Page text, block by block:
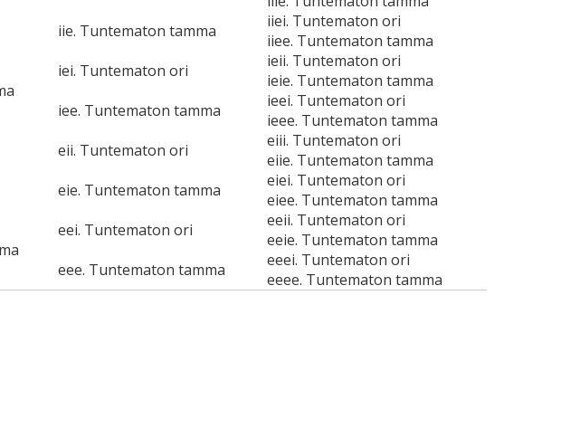
iie. Tuntematon tamma
iiei. Tuntematon ori
iiee. Tuntematon tamma
iei. Tuntematon ori
ieii. Tuntematon ori
ieie. Tuntematon tamma
iee. Tuntematon tamma
ieei. Tuntematon ori
ieee. Tuntematon tamma
eii. Tuntematon ori
eiii. Tuntematon ori
eiie. Tuntematon tamma
eie. Tuntematon tamma
eiei. Tuntematon ori
eiee. Tuntematon tamma
eei. Tuntematon ori
eeii. Tuntematon ori
eeie. Tuntematon tamma
eee. Tuntematon tamma
eeei. Tuntematon ori
eeee. Tuntematon tamma